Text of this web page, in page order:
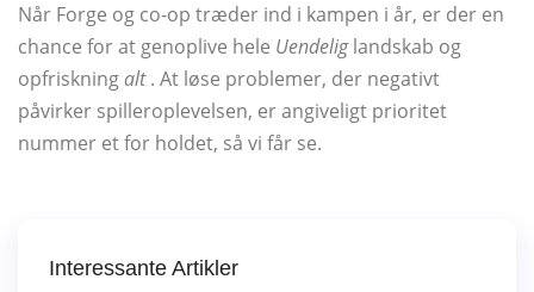
Når Forge og co-op træder ind i kampen i år, er der en
chance for at genoplive hele Uendeliglandskab og
opfriskningalt. At løse problemer, der negativt
påvirker spilleroplevelsen, er angiveligt prioritet
nummer et for holdet, så vi får se.
Interessante Artikler